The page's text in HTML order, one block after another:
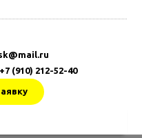
(910) 212-52-40